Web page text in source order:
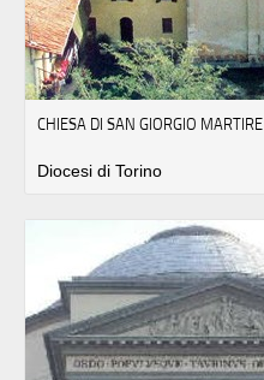
CHIESA DI SAN GIORGIO MARTIRE
Diocesi di Torino